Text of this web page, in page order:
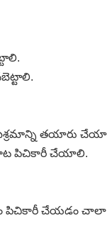
తయారు
పిచికారీ చేయాలి.
పిచికారీ చేయడం